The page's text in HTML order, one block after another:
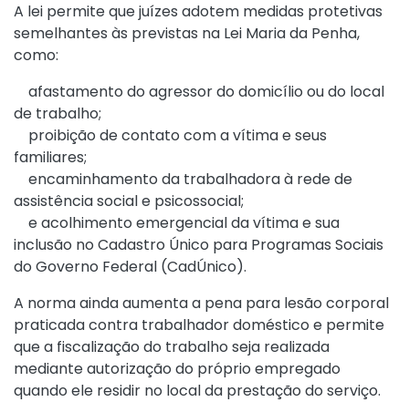
A lei permite que juízes adotem medidas protetivas
semelhantes às previstas na Lei Maria da Penha,
como:
afastamento do agressor do domicílio ou do local
de trabalho;
proibição de contato com a vítima e seus
familiares;
encaminhamento da trabalhadora à rede de
assistência social e psicossocial;
e acolhimento emergencial da vítima e sua
inclusão no Cadastro Único para Programas Sociais
do Governo Federal (CadÚnico).
A norma ainda aumenta a pena para lesão corporal
praticada contra trabalhador doméstico e permite
que a fiscalização do trabalho seja realizada
mediante autorização do próprio empregado
quando ele residir no local da prestação do serviço.